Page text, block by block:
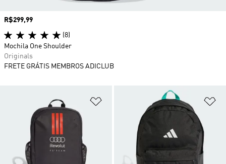
Adicionar à Lista de Desejos
Preço
R$299,99
(8)
Mochila One Shoulder
Originals
FRETE GRÁTIS MEMBROS ADICLUB